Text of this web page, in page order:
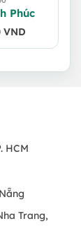
Phúc
VND
HCM
Trang,